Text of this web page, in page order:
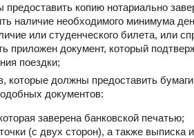
копию нотариально
наличие необходимого минимума
или студенческого билета, или
приложен документ, который
поездки;
которые должны предоставить
документов:
заверена банковской печатью;
(с двух сторон), а также выписка